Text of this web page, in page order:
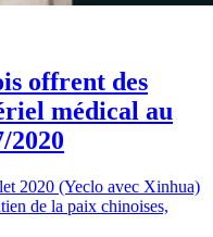
offrent des
médical au
2020
2020 (Yeclo avec Xinhua)
de la paix chinoises,